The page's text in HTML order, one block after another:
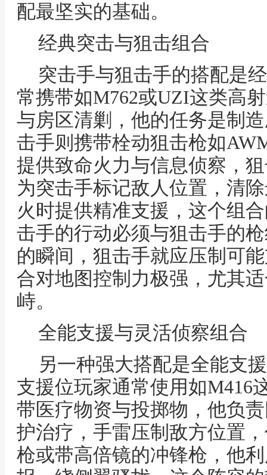
配最坚实的基础。
经典突击与狙击组合
突击手与狙击手的搭配是
常携带如M762或UZI这类高
与房区清剿，他的任务是制
击手则携带栓动狙击枪如
提供致命火力与信息侦察，
为突击手标记敌人位置，清
火时提供精准支援，这个组
击手的行动必须与狙击手的
的瞬间，狙击手就应压制可
合对地图控制力极强，尤其
峙。
全能支援与灵活侦察组合
另一种强大搭配是全能支
支援位玩家通常使用如M416
带医疗物资与投掷物，他负
护治疗，手雷压制敌方位置
枪或带高倍镜的冲锋枪，他